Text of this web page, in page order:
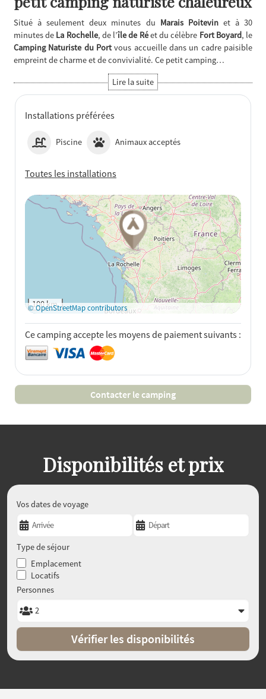
Installations préférées
Piscine Animaux acceptés
Toutes les installations
Voir sur Google Maps
100 km
© OpenStreetMap contributors
Ce camping accepte les moyens de paiement suivants :
Contacter le camping
Situé à seulement deux minutes du Marais Poitevinet à 30
minutes de La Rochelle, de l’île de Réet du célèbre Fort Boyard, le
Camping Naturiste du Portvous accueille dans un cadre paisible
empreint de charme et de convivialité. Ce petit camping…
Disponibilités et prix
Vos dates de voyage
Type de séjour
Emplacement
Locatifs
Personnes
Vérifier les disponibilités